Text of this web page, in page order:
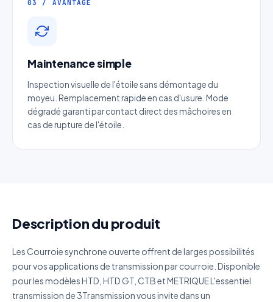
03 / AVANTAGE
Maintenance simple
Inspection visuelle de l'étoile sans démontage du
moyeu. Remplacement rapide en cas d'usure. Mode
dégradé garanti par contact direct des mâchoires en
cas de rupture de l'étoile.
Description du produit
Les Courroie synchrone ouverte offrent de larges possibilités
pour vos applications de transmission par courroie. Disponible
pour les modèles HTD, HTD GT, CTB et METRIQUE L'essentiel
transmission de 3Transmission vous invite dans un
Catégorie
Référence produit
J'accepte que mes données soient utilisées pour traiter
ma demande.Politique de confidentialité